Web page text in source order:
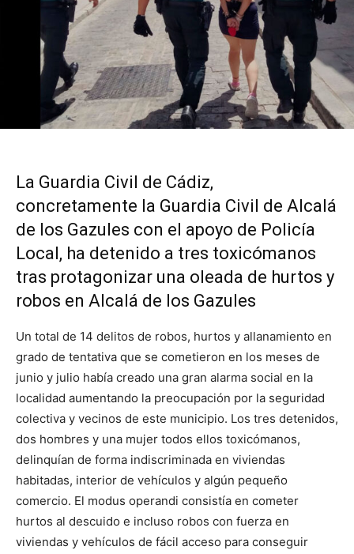
La Guardia Civil de Cádiz,
concretamente la Guardia Civil de Alcalá
de los Gazules con el apoyo de Policía
Local, ha detenido a tres toxicómanos
tras protagonizar una oleada de hurtos y
robos en Alcalá de los Gazules
Un total de 14 delitos de robos, hurtos y allanamiento en
grado de tentativa que se cometieron en los meses de
junio y julio había creado una gran alarma social en la
localidad aumentando la preocupación por la seguridad
colectiva y vecinos de este municipio. Los tres detenidos,
dos hombres y una mujer todos ellos toxicómanos,
delinquían de forma indiscriminada en viviendas
habitadas, interior de vehículos y algún pequeño
comercio. El modus operandi consistía en cometer
hurtos al descuido e incluso robos con fuerza en
viviendas y vehículos de fácil acceso para conseguir